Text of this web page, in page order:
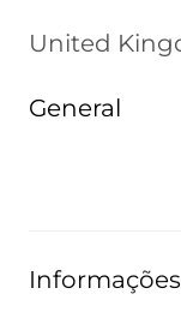
United
General